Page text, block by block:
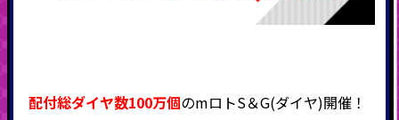
配付総ダイヤ数100万個のmロトS＆G(ダイヤ)開催！